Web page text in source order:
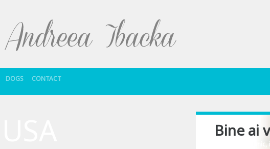
DOGS CONTACT
Bine ai
Îmi place să